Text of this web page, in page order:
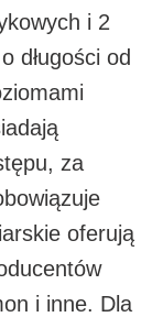
i 2
długości od
za
oferują
i inne. Dla